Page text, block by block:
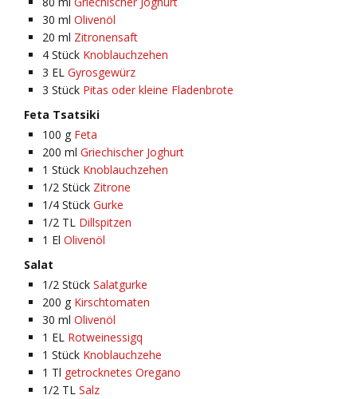
30 ml Olivenöl
20 ml Zitronensaft
4 Stück Knoblauchzehen
3 EL Gyrosgewürz
3 Stück Pitas oder kleine Fladenbrote
Feta Tsatsiki
100 g Feta
200 ml Griechischer Joghurt
1 Stück Knoblauchzehen
1/2 Stück Zitrone
1/4 Stück Gurke
1/2 TL Dillspitzen
1 El Olivenöl
Salat
1/2 Stück Salatgurke
200 g Kirschtomaten
30 ml Olivenöl
1 EL Rotweinessigq
1 Stück Knoblauchzehe
1 Tl getrocknetes Oregano
1/2 TL Salz